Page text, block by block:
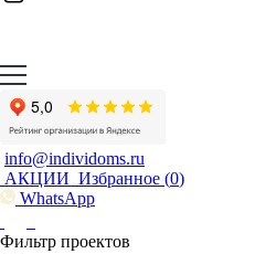
info@individoms.ru
АКЦИИ Избранное (0)
WhatsApp
Фильтр проектов